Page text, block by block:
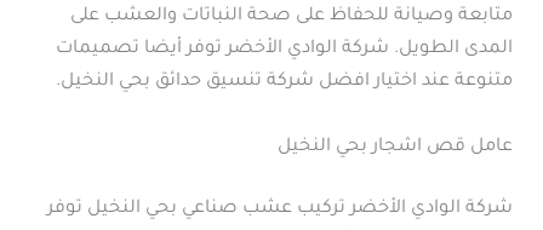
متابعة وصيانة للحفاظ على صحة النباتات والعشب على
المدى الطويل. شركة الوادي الأخضر توفر أيضا تصميمات
متنوعة عند اختيار افضل شركة تنسيق حدائق بحي النخيل.
عامل قص اشجار بحي النخيل
شركة الوادي الأخضر تركيب عشب صناعي بحي النخيل توفر